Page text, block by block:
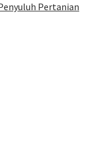
Pertanian